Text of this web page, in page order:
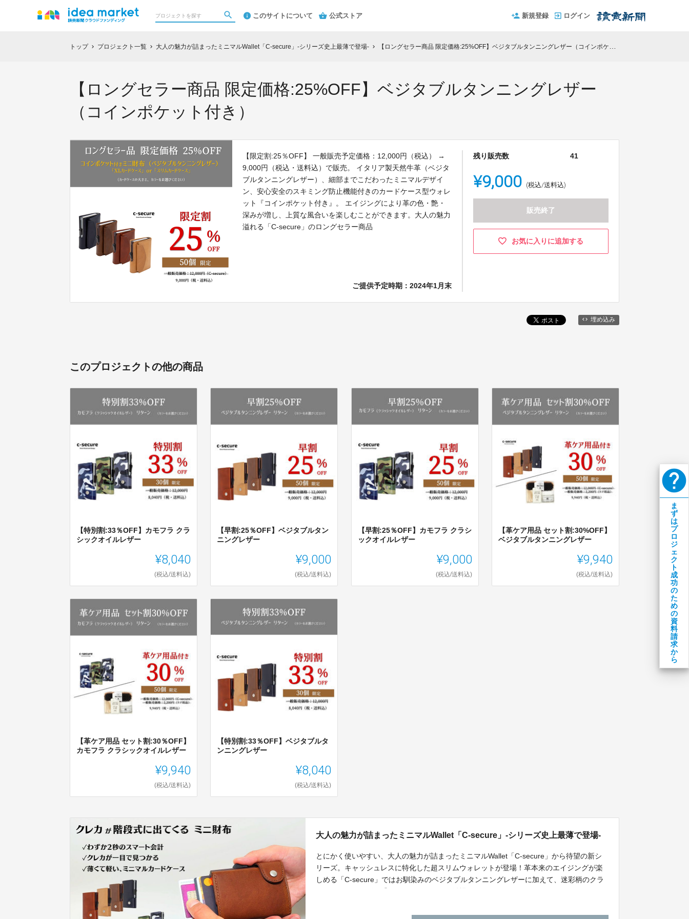
このサイトについて 公式ストア 新規登録 ログイン
トップ chevron_right プロジェクト一覧 chevron_right 大人の魅力が詰まったミニマルWallet「C-secure」-シリーズ史上最薄で登場- chevron_right 【ロングセラー商品 限定価格:25%OFF】ベジタブルタンニングレザー（コインポケット付き）
【ロングセラー商品 限定価格:25%OFF】ベジタブルタンニングレザー
（コインポケット付き）
【限定割:25％OFF】 一般販売予定価格：12,000円（税込） →
9,000円（税込・送料込）で販売。 イタリア製天然牛革（ベジタ
ブルタンニングレザー）、細部までこだわったミニマルデザイ
ン、安心安全のスキミング防止機能付きのカードケース型ウォレ
ット『コインポケット付き』。 エイジングにより革の色・艶・
深みが増し、上質な風合いを楽しむことができます。大人の魅力
溢れる「C-secure」のロングセラー商品
ご提供予定時期：2024年1月末
残り販売数 41
¥9,000 (税込/送料込)
販売終了
お気に入りに追加する
埋め込み
このプロジェクトの他の商品
【特別割:33％OFF】カモフラ クラ
シックオイルレザー
¥8,040
(税込/送料込)
【早割:25％OFF】ベジタブルタン
ニングレザー
¥9,000
(税込/送料込)
【早割:25％OFF】カモフラ クラシ
ックオイルレザー
¥9,000
(税込/送料込)
【革ケア用品 セット割:30%OFF】
ベジタブルタンニングレザー
¥9,940
(税込/送料込)
【革ケア用品 セット割:30％OFF】
カモフラ クラシックオイルレザー
¥9,940
(税込/送料込)
【特別割:33％OFF】ベジタブルタ
ンニングレザー
¥8,040
(税込/送料込)
大人の魅力が詰まったミニマルWallet「C-secure」-シリーズ史上最薄で登場-
とにかく使いやすい、大人の魅力が詰まったミニマルWallet「C-secure」から待望の新シ
リーズ。キャッシュレスに特化した超スリムウォレットが登場！革本来のエイジングが楽
しめる「C-secure」ではお馴染みのベジタブルタンニングレザーに加えて、迷彩柄のクラ
help
ま
ず
は
プ
ロ
ジ
ェ
ク
ト
成
功
の
た
め
の
資
料
請
求
か
ら